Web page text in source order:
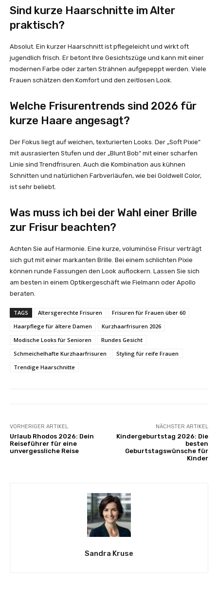
Sind kurze Haarschnitte im Alter
praktisch?
Absolut. Ein kurzer Haarschnitt ist pflegeleicht und wirkt oft
jugendlich frisch. Er betont Ihre Gesichtszüge und kann mit einer
modernen Farbe oder zarten Strähnen aufgepeppt werden. Viele
Frauen schätzen den Komfort und den zeitlosen Look.
Welche Frisurentrends sind 2026 für
kurze Haare angesagt?
Der Fokus liegt auf weichen, texturierten Looks. Der „Soft Pixie“
mit ausrasierten Stufen und der „Blunt Bob“ mit einer scharfen
Linie sind Trendfrisuren. Auch die Kombination aus kühnen
Schnitten und natürlichen Farbverläufen, wie bei Goldwell Color,
ist sehr beliebt.
Was muss ich bei der Wahl einer Brille
zur Frisur beachten?
Achten Sie auf Harmonie. Eine kurze, voluminöse Frisur verträgt
sich gut mit einer markanten Brille. Bei einem schlichten Pixie
können runde Fassungen den Look auflockern. Lassen Sie sich
am besten in einem Optikergeschäft wie Fielmann oder Apollo
beraten.
TAGS Altersgerechte Frisuren
Frisuren für Frauen über 60
Haarpflege für ältere Damen
Kurzhaarfrisuren 2026
Modische Looks für Senioren
Rundes Gesicht
Schmeichelhafte Kurzhaarfrisuren
Styling für reife Frauen
Trendige Haarschnitte
VORHERIGER ARTIKEL
Urlaub Rhodos 2026: Dein
Reiseführer für eine
unvergessliche Reise
NÄCHSTER ARTIKEL
Kindergeburtstag 2026: Die
besten
Geburtstagswünsche für
Kinder
Sandra Kruse